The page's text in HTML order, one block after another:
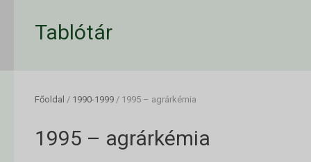
Tablótár
Főoldal / 1990-1999 / 1995 – agrárkémia
1995 – agrárkémia